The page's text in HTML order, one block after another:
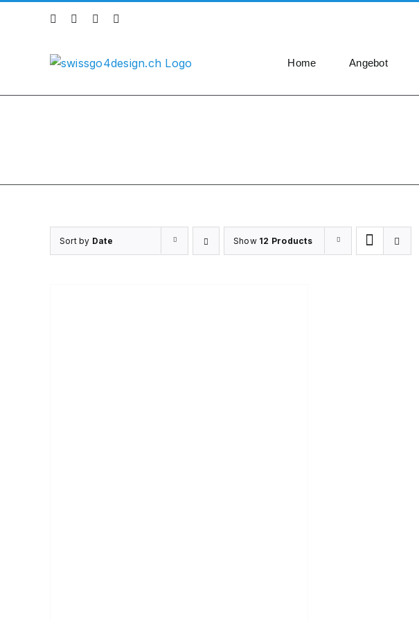
InstagramFacebook
Home Angebot
Sort by Date Show 12 Products